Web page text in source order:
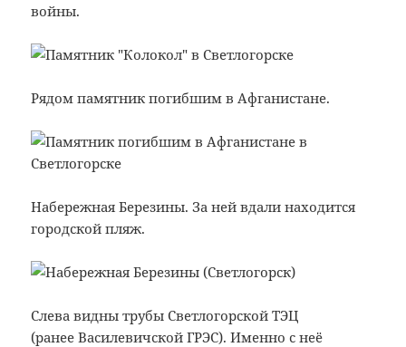
войны.
Рядом памятник погибшим в Афганистане.
Набережная Березины. За ней вдали находится
городской пляж.
Слева видны трубы Светлогорской ТЭЦ
(ранее Василевичской ГРЭС). Именно с неё